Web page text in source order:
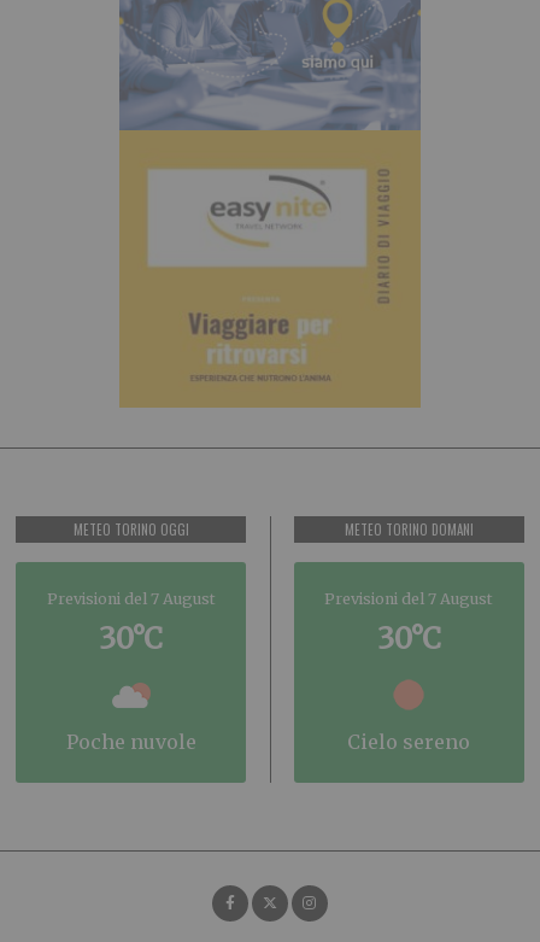
METEO TORINO OGGI
Previsioni del 7 August
30°C
poche nuvole
METEO TORINO DOMANI
Previsioni del 7 August
30°C
cielo sereno